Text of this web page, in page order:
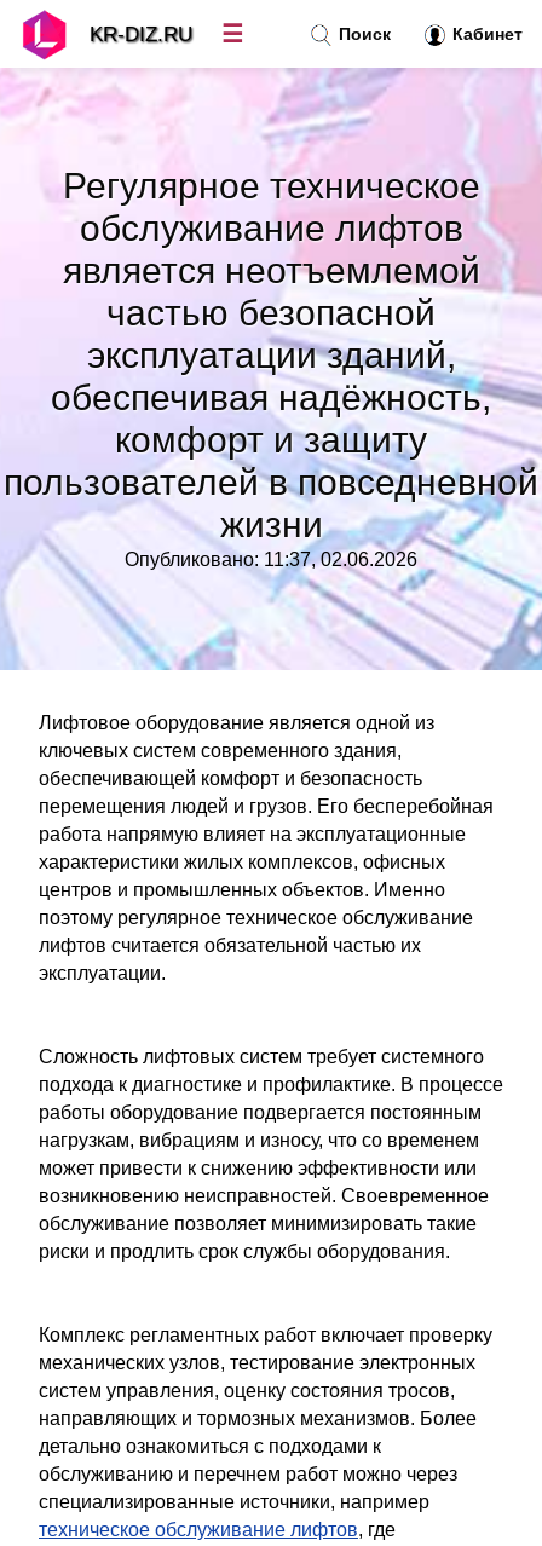
Регулярное техническое
обслуживание лифтов
является неотъемлемой
частью безопасной
эксплуатации зданий,
обеспечивая надёжность,
комфорт и защиту
пользователей в повседневной
жизни
Опубликовано: 11:37, 02.06.2026
Лифтовое оборудование является одной из
ключевых систем современного здания,
обеспечивающей комфорт и безопасность
перемещения людей и грузов. Его бесперебойная
работа напрямую влияет на эксплуатационные
характеристики жилых комплексов, офисных
центров и промышленных объектов. Именно
поэтому регулярное техническое обслуживание
лифтов считается обязательной частью их
эксплуатации.
Сложность лифтовых систем требует системного
подхода к диагностике и профилактике. В процессе
работы оборудование подвергается постоянным
нагрузкам, вибрациям и износу, что со временем
может привести к снижению эффективности или
возникновению неисправностей. Своевременное
обслуживание позволяет минимизировать такие
риски и продлить срок службы оборудования.
Комплекс регламентных работ включает проверку
механических узлов, тестирование электронных
систем управления, оценку состояния тросов,
направляющих и тормозных механизмов. Более
детально ознакомиться с подходами к
обслуживанию и перечнем работ можно через
специализированные источники, например
техническое обслуживание лифтов, где
Поиск Кабинет
KR-DIZ.RU ☰
Новости»
Топ новостей»
Рубрики»